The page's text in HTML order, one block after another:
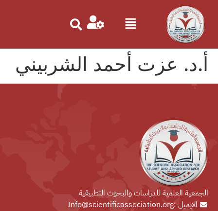
أ.د. عزت أحمد الشربيني
الجمعية العلمية للدراسات والبحوث التطبيقية
الايميل :Info@scientificassociation.org